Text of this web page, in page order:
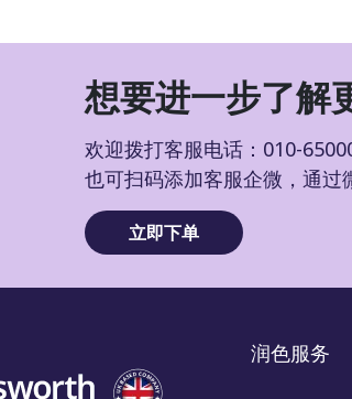
想要进一步了解
欢迎拨打客服电话：010-
也可扫码添加客服企微，通过
立即下单
润色服务